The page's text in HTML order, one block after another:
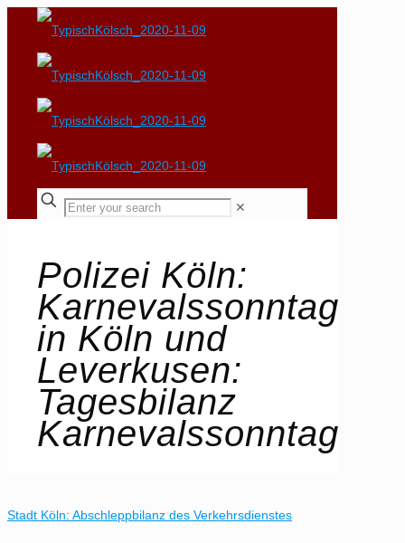
✕
Polizei Köln:
Karnevalssonntag
in Köln und
Leverkusen:
Tagesbilanz
Karnevalssonntag
Stadt Köln: Abschleppbilanz des Verkehrsdienstes